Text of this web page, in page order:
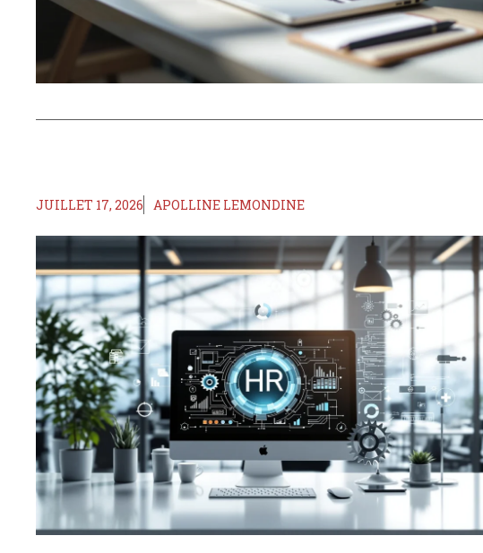
JUILLET 17, 2026 APOLLINE LEMONDINE